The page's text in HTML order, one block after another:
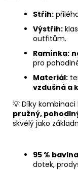
Střih:
Výstřih:
outfitům.
Ramínka:
pro
Materiál:
vzdušná a
💡 Díky
pružný,
skvělý jako
95 % bavlna
dotek,